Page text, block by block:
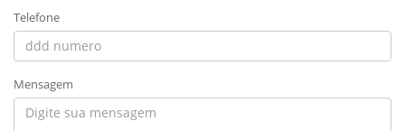
Telefone
Mensagem